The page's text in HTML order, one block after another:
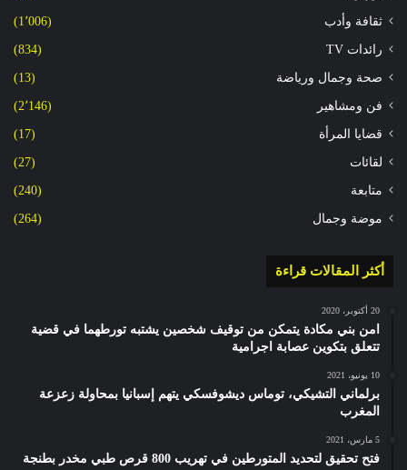
ثقافة وأدب (1٬006)
رائدات TV (834)
صحة وجمال ورياضة (13)
فن ومشاهير (2٬146)
قضايا المرأة (17)
لقائات (27)
متابعة (240)
موضة وجمال (264)
أكثر المقالات قراءة
20 أكتوبر، 2020
امن بني مكادة يتمكن من توقيف شخصين يشتبه تورطهما في قضية
تتعلق بتكوين عصابة اجرامية
10 يونيو، 2021
برلماني التشيكي، توماس ديشوفسكي يتهم إسبانيا بمحاولة زعزعة
المغرب
5 مارس، 2021
فتح تحقيق لتحديد المتورطين في تهريب 800 قرص طبي مخدر بطنجة